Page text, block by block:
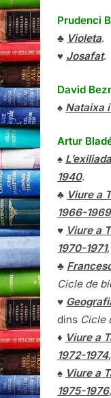
Prudenci
♣ Violeta.
♥ Josafat.
David
♠ Nataixa
Artur
♠
1940.
♣ Viure a
1966-1969
♥ Viure a
1970-1971
♣
Cicle de
♥
dins Cicle
♦ Viure a
1972-1974
♠ Viure a
1975-1976